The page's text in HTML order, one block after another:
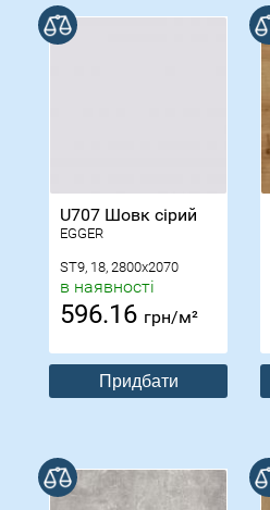
U707 Шовк сірий
EGGER
ST9, 18, 2800x2070
в наявності
596.16 грн/м²
Придбати